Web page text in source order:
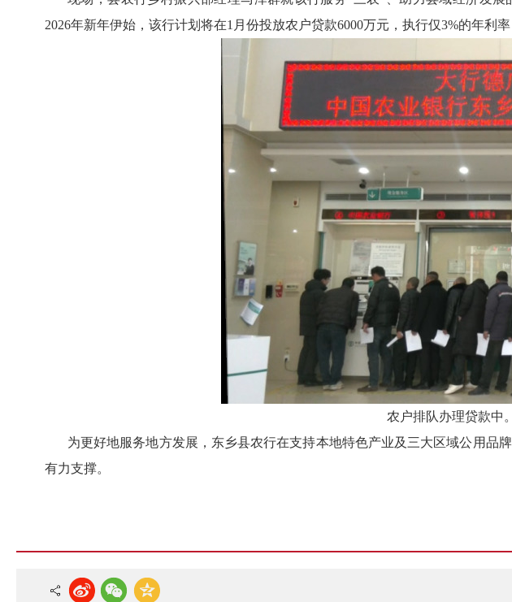
2026年新年伊始，该行计划将在1月份投放农户贷款6000万元，执行仅3%的年利
农户排队办理贷款中
为更好地服务地方发展，东乡县农行在支持本地特色产业及三大区域公用品
有力支撑。